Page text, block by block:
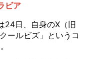
ビア
24日、自身のX（旧
ールビズ」というコ